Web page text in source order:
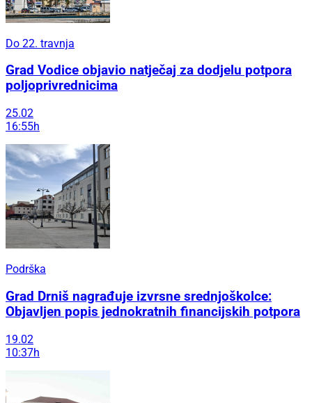
Do 22. travnja
Grad Vodice objavio natječaj za dodjelu potpora
poljoprivrednicima
25.02
16:55h
Podrška
Grad Drniš nagrađuje izvrsne srednjoškolce:
Objavljen popis jednokratnih financijskih potpora
19.02
10:37h